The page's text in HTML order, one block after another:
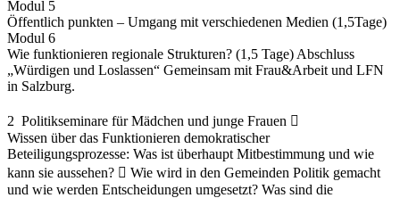
Modul 5
Öffentlich punkten – Umgang mit verschiedenen Medien (1,5Tage)
Modul 6
Wie funktionieren regionale Strukturen? (1,5 Tage) Abschluss
„Würdigen und Loslassen“ Gemeinsam mit Frau&Arbeit und LFN
in Salzburg.
2 Politikseminare für Mädchen und junge Frauen 
Wissen über das Funktionieren demokratischer
Beteiligungsprozesse: Was ist überhaupt Mitbestimmung und wie
kann sie aussehen?  Wie wird in den Gemeinden Politik gemacht
und wie werden Entscheidungen umgesetzt? Was sind die